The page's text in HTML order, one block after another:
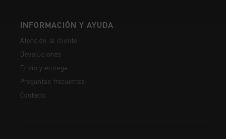
INFORMACIÓN Y AYUDA
Atención al cliente
Devoluciones
Envío y entrega
Preguntas frecuentes
Contacto